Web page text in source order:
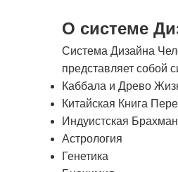
О системе
Система Дизайна
представляет собой
Каббала и Древо
Китайская Книга
Индуистская
Астрология
Генетика